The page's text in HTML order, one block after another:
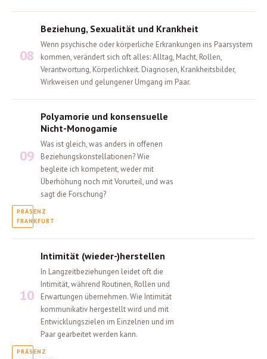
08
Beziehung, Sexualität und Krankheit
Wenn psychische oder körperliche Erkrankungen ins Paarsystem
kommen, verändert sich oft alles: Alltag, Macht, Rollen,
Verantwortung, Körperlichkeit. Diagnosen, Krankheitsbilder,
Wirkweisen und gelungener Umgang im Paar.
09
Polyamorie und konsensuelle
Nicht-Monogamie
Was ist gleich, was anders in offenen
Beziehungskonstellationen? Wie
begleite ich kompetent, weder mit
Überhöhung noch mit Vorurteil, und was
sagt die Forschung?
10
Intimität (wieder-)herstellen
In Langzeitbeziehungen leidet oft die
Intimität, während Routinen, Rollen und
Erwartungen übernehmen. Wie Intimität
kommunikativ hergestellt wird und mit
Entwicklungszielen im Einzelnen und im
Paar gearbeitet werden kann.